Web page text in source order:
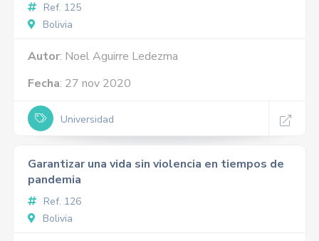
Ref. 125
Bolivia
Autor: Noel Aguirre Ledezma
Fecha: 27 nov 2020
Universidad
Garantizar una vida sin violencia en tiempos de
pandemia
Ref. 126
Bolivia